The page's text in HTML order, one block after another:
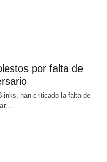
por falta de
han criticado la falta de